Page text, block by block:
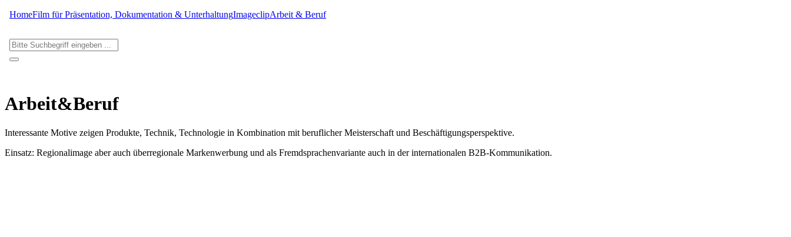
HomeFilm für Präsentation, Dokumentation & UnterhaltungImageclipArbeit & Beruf
Arbeit&Beruf
Interessante Motive zeigen Produkte, Technik, Technologie in Kombination mit beruflicher Meisterschaft und Beschäftigungsperspektive.
Einsatz: Regionalimage aber auch überregionale Markenwerbung und als Fremdsprachenvariante auch in der internationalen B2B-Kommunikation.